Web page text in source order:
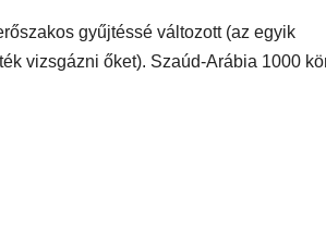
gyűjtéssé változott (az egyik
vizsgázni őket). Szaúd-Arábia 1000